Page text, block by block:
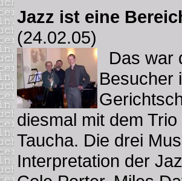
Jazz ist eine
(24.02.05)
Das war
Besucher
diesmal mit dem
Taucha. Die drei
Interpretation der